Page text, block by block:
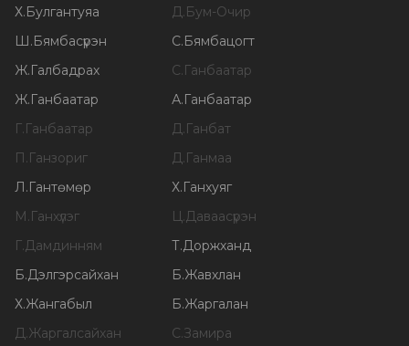
Х.Булгантуяа Д.Бум-Очир
Ш.Бямбасүрэн С.Бямбацогт
Ж.Галбадрах С.Ганбаатар
Ж.Ганбаатар А.Ганбаатар
Г.Ганбаатар Д.Ганбат
П.Ганзориг Д.Ганмаа
Л.Гантөмөр Х.Ганхуяг
М.Ганхүлэг Ц.Даваасүрэн
Г.Дамдинням Т.Доржханд
Б.Дэлгэрсайхан Б.Жавхлан
Х.Жангабыл Б.Жаргалан
Д.Жаргалсайхан С.Замира